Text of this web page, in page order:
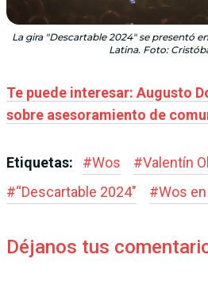
La gira "Descartable 2024" se presentó
Latina. Foto:
Te puede interesar: Augusto
sobre asesoramiento de
Etiquetas: #Wos #Valentín
#“Descartable 2024" #Wos
Déjanos tus